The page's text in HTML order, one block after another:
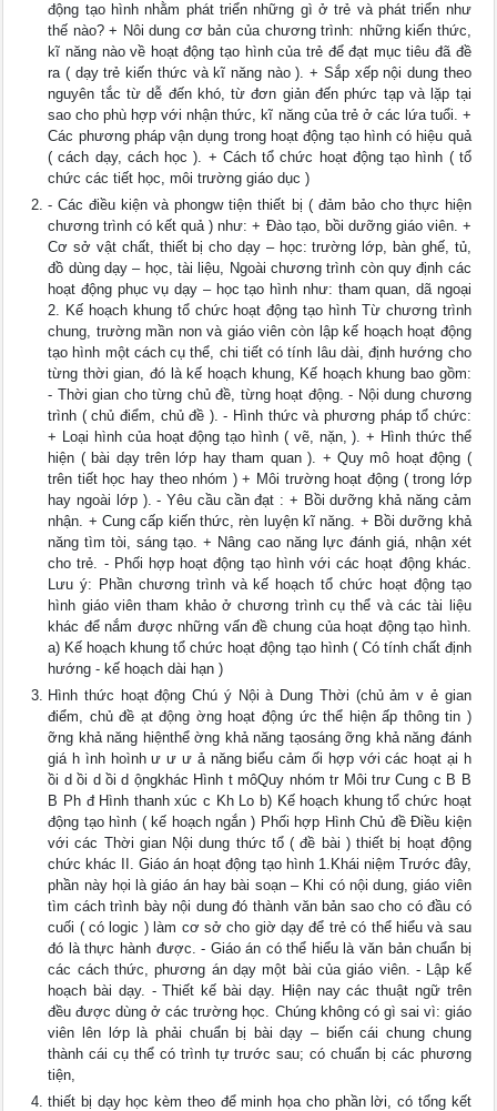
động tạo hình nhằm phát triển những gì ở trẻ và phát triển như
thế nào? + Nôi dung cơ bản của chương trình: những kiến thức,
kĩ năng nào về hoạt động tạo hình của trẻ để đạt mục tiêu đã đề
ra ( dạy trẻ kiến thức và kĩ năng nào ). + Sắp xếp nội dung theo
nguyên tắc từ dễ đến khó, từ đơn giản đến phức tạp và lặp tại
sao cho phù hợp với nhận thức, kĩ năng của trẻ ở các lứa tuổi. +
Các phương pháp vận dụng trong hoạt động tạo hình có hiệu quả
( cách dạy, cách học ). + Cách tổ chức hoạt động tạo hình ( tổ
chức các tiết học, môi trường giáo dục )
- Các điều kiện và phongw tiện thiết bị ( đảm bảo cho thực hiện
chương trình có kết quả ) như: + Đào tạo, bồi dưỡng giáo viên. +
Cơ sở vật chất, thiết bị cho dạy – học: trường lớp, bàn ghế, tủ,
đồ dùng dạy – học, tài liệu, Ngoài chương trình còn quy định các
hoạt động phục vụ dạy – học tạo hình như: tham quan, dã ngoại
2. Kế hoạch khung tổ chức hoạt động tạo hình Từ chương trình
chung, trường mần non và giáo viên còn lập kế hoạch hoạt động
tạo hình một cách cụ thể, chi tiết có tính lâu dài, định hướng cho
từng thời gian, đó là kế hoạch khung, Kế hoạch khung bao gồm:
- Thời gian cho từng chủ đề, từng hoạt động. - Nội dung chương
trình ( chủ điểm, chủ đề ). - Hình thức và phương pháp tổ chức:
+ Loại hình của hoạt động tạo hình ( vẽ, nặn, ). + Hình thức thể
hiện ( bài dạy trên lớp hay tham quan ). + Quy mô hoạt động (
trên tiết học hay theo nhóm ) + Môi trường hoạt động ( trong lớp
hay ngoài lớp ). - Yêu cầu cần đạt : + Bồi dưỡng khả năng cảm
nhận. + Cung cấp kiến thức, rèn luyện kĩ năng. + Bồi dưỡng khả
năng tìm tòi, sáng tạo. + Nâng cao năng lực đánh giá, nhận xét
cho trẻ. - Phối hợp hoạt động tạo hình với các hoạt động khác.
Lưu ý: Phần chương trình và kế hoạch tổ chức hoạt động tạo
hình giáo viên tham khảo ở chương trình cụ thể và các tài liệu
khác để nắm được những vấn đề chung của hoạt động tạo hình.
a) Kế hoạch khung tổ chức hoạt động tạo hình ( Có tính chất định
hướng - kế hoạch dài hạn )
Hình thức hoạt động Chú ý Nội à Dung Thời (chủ ảm v ẻ gian
điểm, chủ đề ạt động ờng hoạt động ức thể hiện ấp thông tin )
ỡng khả năng hiệnthể ờng khả năng tạosáng ỡng khả năng đánh
giá h ình hoình ư ư ư ả năng biểu cảm ối hợp với các hoạt ại h
ồi d ồi d ồi d ộngkhác Hình t môQuy nhóm tr Môi trư Cung c B B
B Ph đ Hình thanh xúc c Kh Lo b) Kế hoạch khung tổ chức hoạt
động tạo hình ( kế hoạch ngắn ) Phối hợp Hình Chủ đề Điều kiện
với các Thời gian Nội dung thức tổ ( đề bài ) thiết bị hoạt động
chức khác II. Giáo án hoạt động tạo hình 1.Khái niệm Trước đây,
phần này họi là giáo án hay bài soạn – Khi có nội dung, giáo viên
tìm cách trình bày nội dung đó thành văn bản sao cho có đầu có
cuối ( có logic ) làm cơ sở cho giờ dạy để trẻ có thể hiểu và sau
đó là thực hành được. - Giáo án có thể hiểu là văn bản chuẩn bị
các cách thức, phương án dạy một bài của giáo viên. - Lập kế
hoạch bài dạy. - Thiết kế bài dạy. Hiện nay các thuật ngữ trên
đều được dùng ở các trường học. Chúng không có gì sai vì: giáo
viên lên lớp là phải chuẩn bị bài dạy – biến cái chung chung
thành cái cụ thể có trình tự trước sau; có chuẩn bị các phương
tiện,
thiết bị dạy học kèm theo để minh họa cho phần lời, có tổng kết